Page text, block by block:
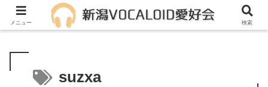
メンバー募集中！一緒に活動しませんか？
suzxa
メニュー 検索